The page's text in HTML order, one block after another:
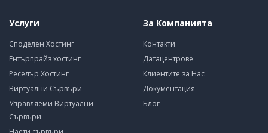
Услуги
Споделен Хостинг
Ентърпрайз хостинг
Реселър Хостинг
Виртуални Сървъри
Управляеми Виртуални
Сървъри
За Компанията
Контакти
Датацентрове
Клиентите за Нас
Документация
Блог